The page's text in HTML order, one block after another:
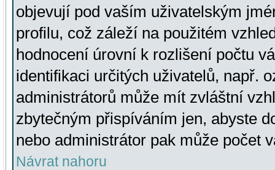
objevují pod vaším uživatelským
profilu, což záleží na použitém
hodnocení úrovní k rozlišení počtu
identifikaci určitých uživatelů, např.
administrátorů může mít zvláštní
zbytečným přispíváním jen, abyste
nebo administrátor pak může počet
Návrat nahoru